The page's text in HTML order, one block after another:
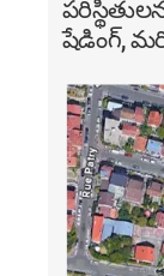
షేడింగ్,